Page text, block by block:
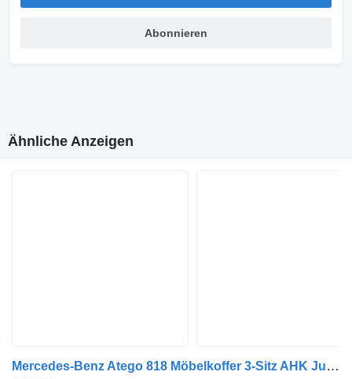
Abonnieren
Ähnliche Anzeigen
Mercedes-Benz Atego 818 Möbelkoffer 3-Sitz AHK Junge Aufbau